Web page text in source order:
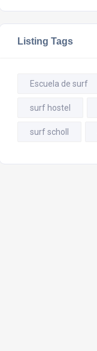
Listing Tags
Escuela de surf
surf hostel
surf scholl